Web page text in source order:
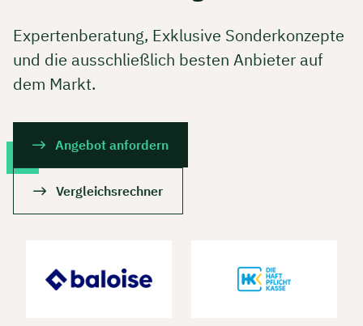
Expertenberatung, Exklusive Sonderkonzepte
und die ausschließlich besten Anbieter auf
dem Markt.
Angebot anfordern
Vergleichsrechner